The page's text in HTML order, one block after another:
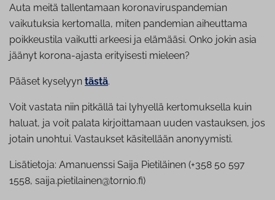
Auta meitä tallentamaan koronaviruspandemian
vaikutuksia kertomalla, miten pandemian aiheuttama
poikkeustila vaikutti arkeesi ja elämääsi. Onko jokin asia
jäänyt korona-ajasta erityisesti mieleen?
Pääset kyselyyn tästä.
Voit vastata niin pitkällä tai lyhyellä kertomuksella kuin
haluat, ja voit palata kirjoittamaan uuden vastauksen, jos
jotain unohtui. Vastaukset käsitellään anonyymisti.
Lisätietoja: Amanuenssi Saija Pietiläinen (+358 50 597
1558, saija.pietilainen@tornio.fi)